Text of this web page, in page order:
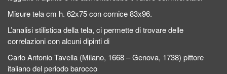
Misure tela cm h. 62x75 con cornice 83x96.
L’analisi stilistica della tela, ci permette di trovare delle
correlazioni con alcuni dipinti di
Carlo Antonio Tavella (Milano, 1668 – Genova, 1738) pittore
italiano del periodo barocco